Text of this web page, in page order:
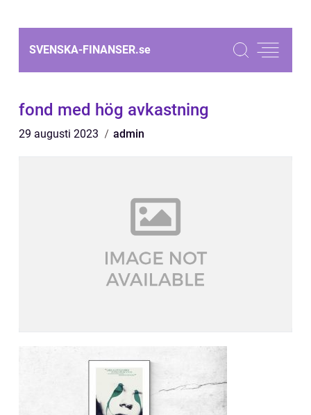
SVENSKA-FINANSER.se
fond med hög avkastning
29 augusti 2023 admin